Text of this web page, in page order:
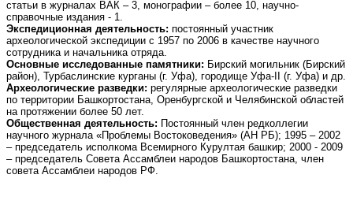
статьи в журналах ВАК – 3, монографии – более 10, научно-
справочные издания - 1.
Экспедиционная деятельность: постоянный участник
археологической экспедиции с 1957 по 2006 в качестве научного
сотрудника и начальника отряда.
Основные исследованные памятники: Бирский могильник (Бирский
район), Турбаслинские курганы (г. Уфа), городище Уфа-II (г. Уфа) и др.
Археологические разведки: регулярные археологические разведки
по территории Башкортостана, Оренбургской и Челябинской областей
на протяжении более 50 лет.
Общественная деятельность: Постоянный член редколлегии
научного журнала «Проблемы Востоковедения» (АН РБ); 1995 – 2002
– председатель исполкома Всемирного Курултая башкир; 2000 - 2009
– председатель Совета Ассамблеи народов Башкортостана, член
совета Ассамблеи народов РФ.